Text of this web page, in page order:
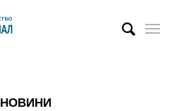
НОВИНИ